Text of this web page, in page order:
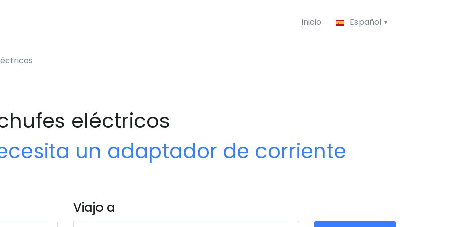
Inicio Español
eléctricos
un adaptador de corriente
Viajo a